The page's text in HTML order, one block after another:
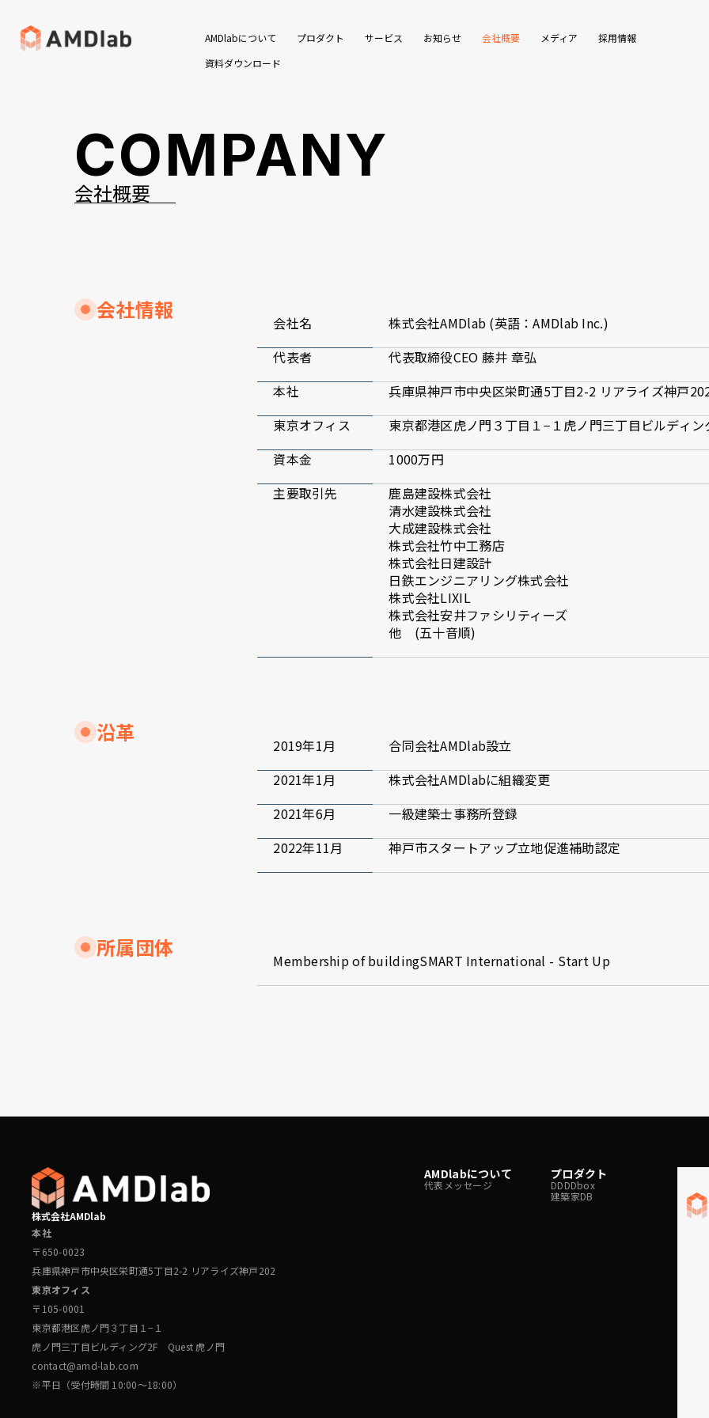
AMDlabについて プロダクト サービス お知らせ 会社概要 メディア
採用情報
資料ダウンロード
COMPANY
会社概要
会社情報 会社名
株式会社AMDlab (英語：AMDlab Inc.)
代表者
代表取締役CEO 藤井 章弘
本社
兵庫県神戸市中央区栄町通5丁目2-2 リアライズ神戸
東京オフィス
東京都港区虎ノ門３丁目１−１虎ノ門三丁目ビルディ
資本金
1000万円
主要取引先
鹿島建設株式会社
清水建設株式会社
大成建設株式会社
株式会社竹中工務店
株式会社日建設計
日鉄エンジニアリング株式会社
株式会社LIXIL
株式会社安井ファシリティーズ
他 (五十音順)
沿革 2019年1月
合同会社AMDlab設立
2021年1月
株式会社AMDlabに組織変更
2021年6月
一級建築士事務所登録
2022年11月
神戸市スタートアップ立地促進補助認定​
所属団体 Membership of buildingSMART International - Start Up
株式会社AMDlab
本社
〒650-0023
兵庫県神戸市中央区栄町通5丁目2-2 リアライズ神戸202
東京オフィス
〒105-0001
東京都港区虎ノ門３丁目１−１
虎ノ門三丁目ビルディング2F Quest 虎ノ門
contact@amd-lab.com
※平日（受付時間 10:00～18:00）
AMDlabについて
代表メッセージ
プロダクト
DDDDbox
建築家DB
note